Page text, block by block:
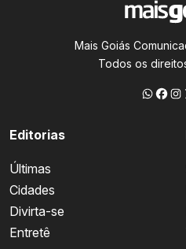
Mais Goiás
Todos os
Editorias
Últimas
Cidades
Divirta-se
Entretê